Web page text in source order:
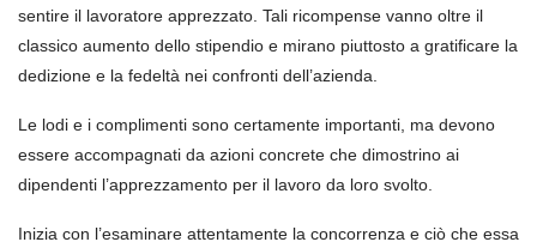
sentire il lavoratore apprezzato. Tali ricompense vanno oltre il
classico aumento dello stipendio e mirano piuttosto a gratificare la
dedizione e la fedeltà nei confronti dell’azienda.
Le lodi e i complimenti sono certamente importanti, ma devono
essere accompagnati da azioni concrete che dimostrino ai
dipendenti l’apprezzamento per il lavoro da loro svolto.
Inizia con l’esaminare attentamente la concorrenza e ciò che essa